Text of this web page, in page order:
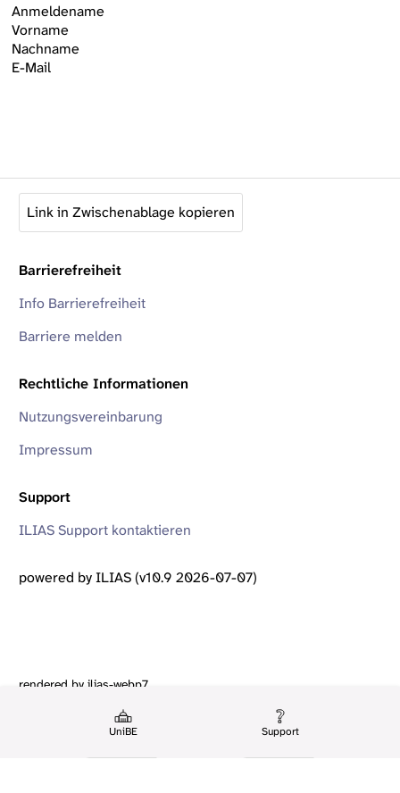
UniBE Support
Anmeldename
Vorname
Nachname
E-Mail
Link in Zwischenablage kopieren
Barrierefreiheit
Info Barrierefreiheit
Barriere melden
Rechtliche Informationen
Nutzungsvereinbarung
Impressum
Support
ILIAS Support kontaktieren
powered by ILIAS (v10.9 2026-07-07)
rendered by ilias-webp7